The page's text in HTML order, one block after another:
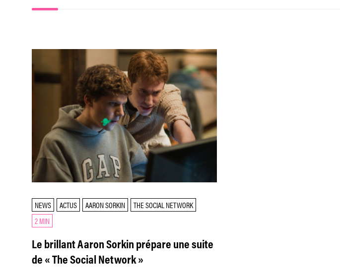
NEWS ACTUS AARON SORKIN
THE SOCIAL NETWORK
2 MIN
Le brillant Aaron Sorkin prépare une suite
de « The Social Network »